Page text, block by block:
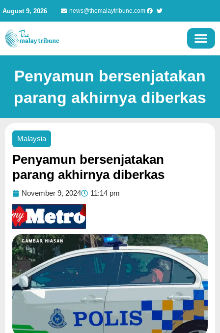
content
August 9, 2026 news@themalaytribune.com
Penyamun bersenjatakan
parang akhirnya diberkas
Malaysia
Penyamun bersenjatakan
parang akhirnya diberkas
November 9, 2024 11:14 pm